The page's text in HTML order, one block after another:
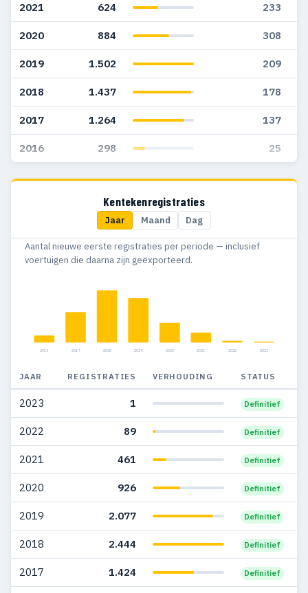
2021 624 233
2020 884 308
2019 1.502 209
2018 1.437 178
2017 1.264 137
2016 298 25
Kentekenregistraties
Jaar Maand Dag
Aantal nieuwe eerste registraties per periode — inclusief
voertuigen die daarna zijn geëxporteerd.
2016 2017 2018 2019 2020 2021 2022 2023
JAAR REGISTRATIES VERHOUDING STATUS
2023 1 Definitief
2022 89 Definitief
2021 461 Definitief
2020 926 Definitief
2019 2.077 Definitief
2018 2.444 Definitief
2017 1.424 Definitief